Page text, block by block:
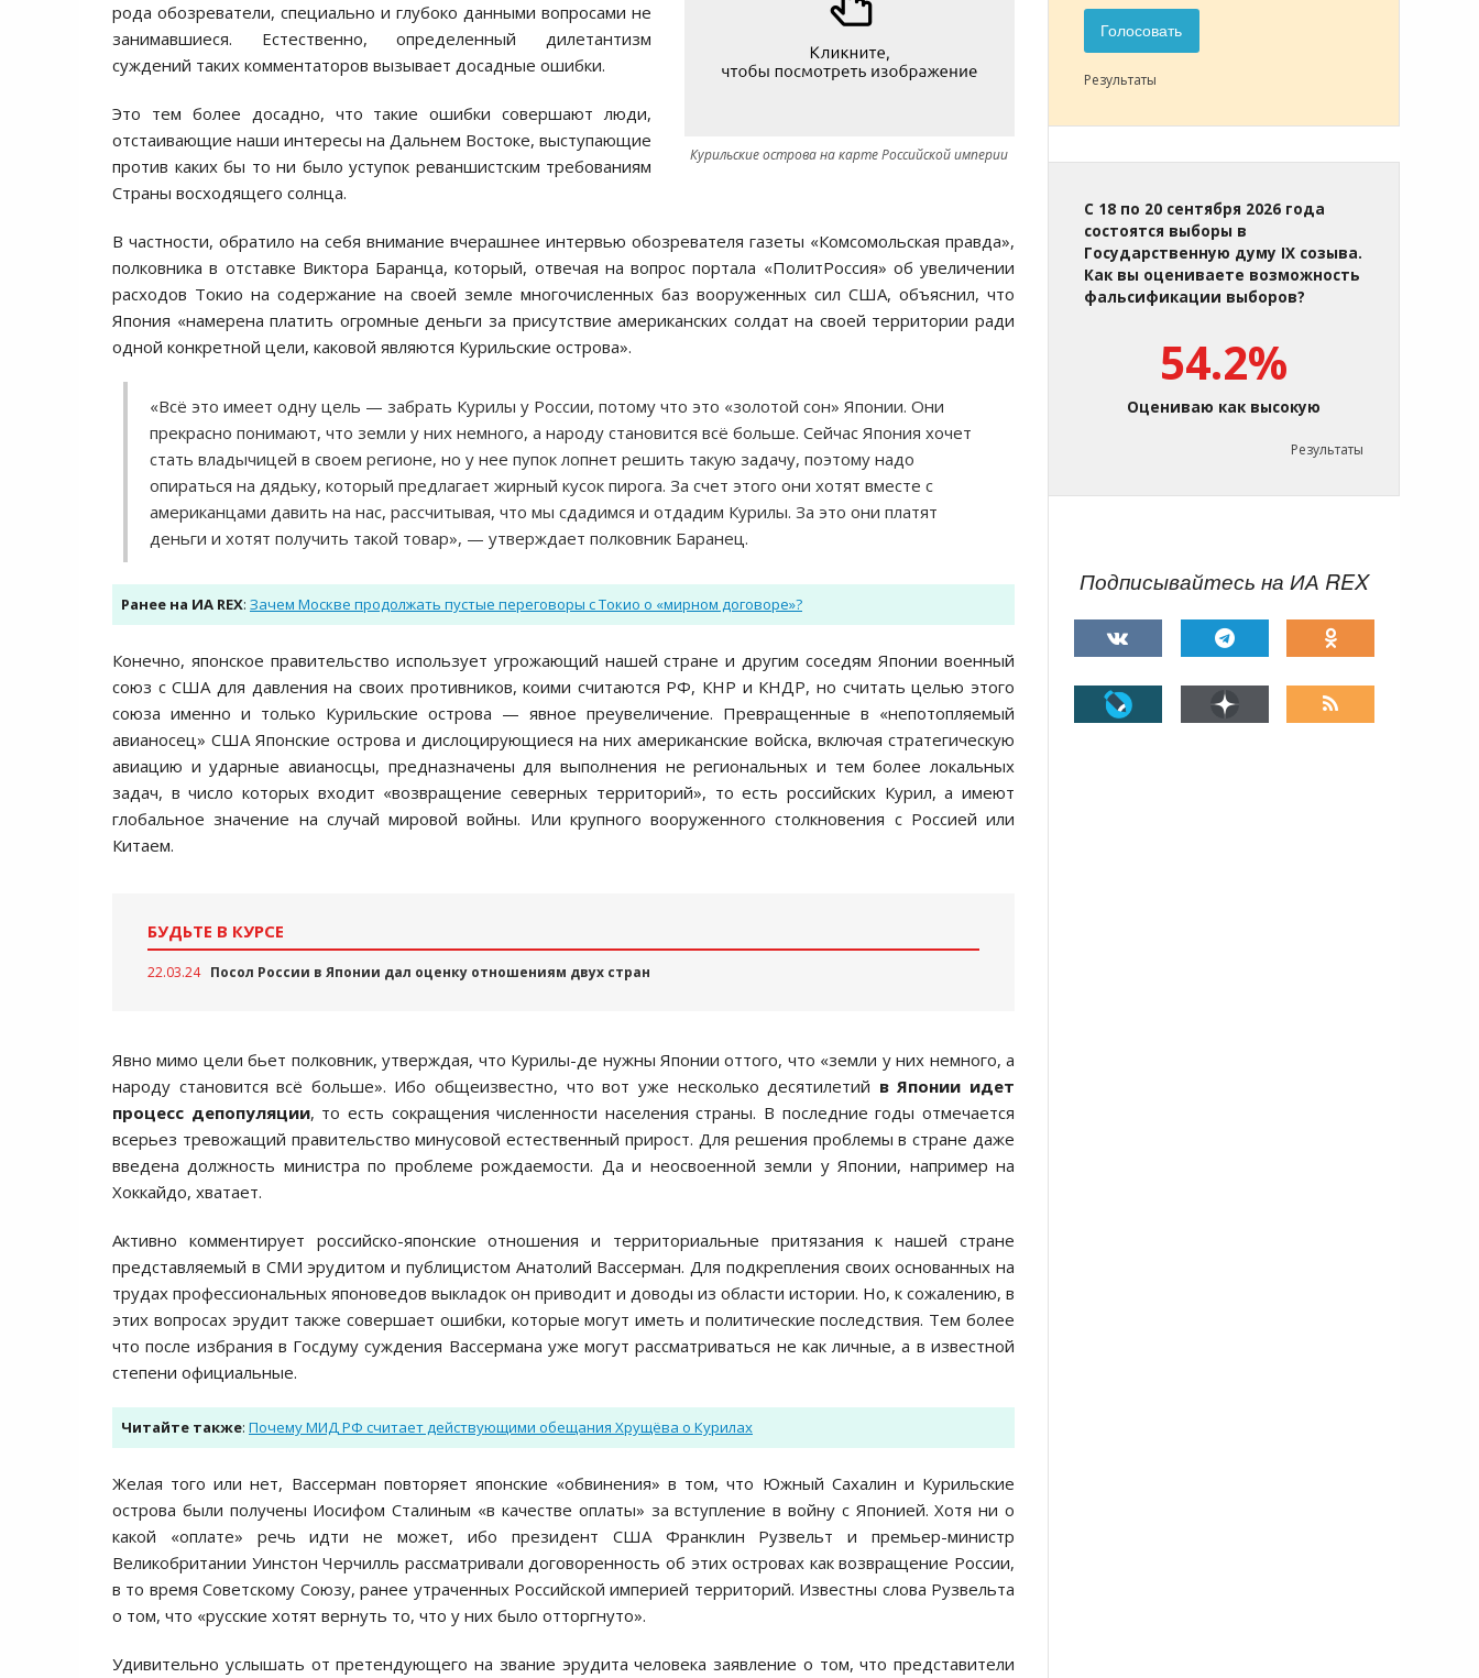
Курильские острова на карте Российской империи
рода обозреватели, специально и глубоко данными вопросами не
занимавшиеся. Естественно, определенный дилетантизм
суждений таких комментаторов вызывает досадные ошибки.
Это тем более досадно, что такие ошибки совершают люди,
отстаивающие наши интересы на Дальнем Востоке, выступающие
против каких бы то ни было уступок реваншистским требованиям
Страны восходящего солнца.
В частности, обратило на себя внимание вчерашнее интервью обозревателя газеты «Комсомольская правда»,
полковника в отставке Виктора Баранца, который, отвечая на вопрос портала «ПолитРоссия» об увеличении
расходов Токио на содержание на своей земле многочисленных баз вооруженных сил США, объяснил, что
Япония «намерена платить огромные деньги за присутствие американских солдат на своей территории ради
одной конкретной цели, каковой являются Курильские острова».
«Всё это имеет одну цель — забрать Курилы у России, потому что это «золотой сон» Японии. Они
прекрасно понимают, что земли у них немного, а народу становится всё больше. Сейчас Япония хочет
стать владычицей в своем регионе, но у нее пупок лопнет решить такую задачу, поэтому надо
опираться на дядьку, который предлагает жирный кусок пирога. За счет этого они хотят вместе с
американцами давить на нас, рассчитывая, что мы сдадимся и отдадим Курилы. За это они платят
деньги и хотят получить такой товар», — утверждает полковник Баранец.
Ранее на ИА REX: Зачем Москве продолжать пустые переговоры с Токио о «мирном договоре»?
Конечно, японское правительство использует угрожающий нашей стране и другим соседям Японии военный
союз с США для давления на своих противников, коими считаются РФ, КНР и КНДР, но считать целью этого
союза именно и только Курильские острова — явное преувеличение. Превращенные в «непотопляемый
авианосец» США Японские острова и дислоцирующиеся на них американские войска, включая стратегическую
авиацию и ударные авианосцы, предназначены для выполнения не региональных и тем более локальных
задач, в число которых входит «возвращение северных территорий», то есть российских Курил, а имеют
глобальное значение на случай мировой войны. Или крупного вооруженного столкновения с Россией или
Китаем.
БУДЬТЕ В КУРСЕ
22.03.24 Посол России в Японии дал оценку отношениям двух стран
Явно мимо цели бьет полковник, утверждая, что Курилы-де нужны Японии оттого, что «земли у них немного, а
народу становится всё больше». Ибо общеизвестно, что вот уже несколько десятилетий в Японии идет
процесс депопуляции, то есть сокращения численности населения страны. В последние годы отмечается
всерьез тревожащий правительство минусовой естественный прирост. Для решения проблемы в стране даже
введена должность министра по проблеме рождаемости. Да и неосвоенной земли у Японии, например на
Хоккайдо, хватает.
Активно комментирует российско-японские отношения и территориальные притязания к нашей стране
представляемый в СМИ эрудитом и публицистом Анатолий Вассерман. Для подкрепления своих основанных на
трудах профессиональных японоведов выкладок он приводит и доводы из области истории. Но, к сожалению, в
этих вопросах эрудит также совершает ошибки, которые могут иметь и политические последствия. Тем более
что после избрания в Госдуму суждения Вассермана уже могут рассматриваться не как личные, а в известной
степени официальные.
Читайте также: Почему МИД РФ считает действующими обещания Хрущёва о Курилах
Желая того или нет, Вассерман повторяет японские «обвинения» в том, что Южный Сахалин и Курильские
острова были получены Иосифом Сталиным «в качестве оплаты» за вступление в войну с Японией. Хотя ни о
какой «оплате» речь идти не может, ибо президент США Франклин Рузвельт и премьер-министр
Великобритании Уинстон Черчилль рассматривали договоренность об этих островах как возвращение России,
в то время Советскому Союзу, ранее утраченных Российской империей территорий. Известны слова Рузвельта
о том, что «русские хотят вернуть то, что у них было отторгнуто».
Удивительно услышать от претендующего на звание эрудита человека заявление о том, что представители
Голосовать
Результаты
С 18 по 20 сентября 2026 года
состоятся выборы в
Государственную думу IX созыва.
Как вы оцениваете возможность
фальсификации выборов?
54.2%
Оцениваю как высокую
Результаты
Подписывайтесь на ИА REX